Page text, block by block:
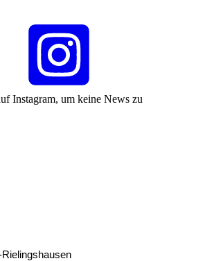
Instagram, um keine News zu